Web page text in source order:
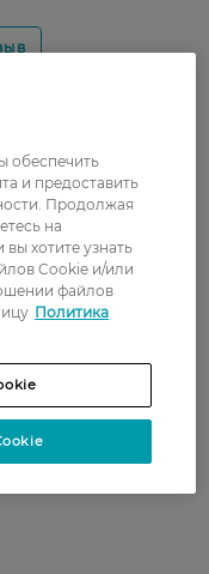
не підійшов,
дивне відчуття
на довго
нього чиста
обеспечить
и предоставить
Продолжая
на
хотите узнать
Cookie и/или
файлов
Политика